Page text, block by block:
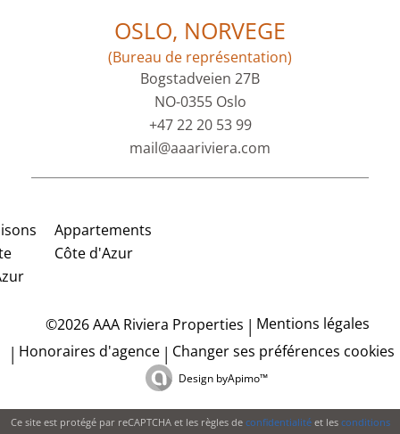
OSLO, NORVEGE
(Bureau de représentation)
Bogstadveien 27B
NO-0355 Oslo
+47 22 20 53 99
mail@aaariviera.com
Appartements
Côte d'Azur
©2026 AAA Riviera Properties
Mentions légales
Honoraires d'agence
Changer ses préférences cookies
Design byApimo™
Ce site est protégé par reCAPTCHA et les règles de confidentialitéet les conditions